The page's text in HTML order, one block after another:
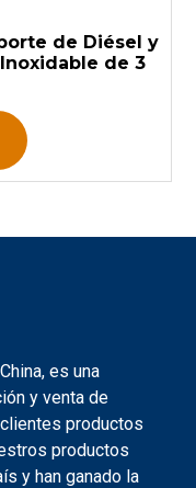
de Diésel y
de 3
es una
y venta de
productos
productos
y han ganado la